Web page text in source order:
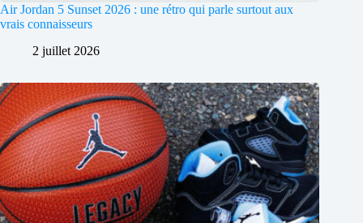
Air Jordan 5 Sunset 2026 : une rétro qui parle surtout aux
vrais connaisseurs
2 juillet 2026